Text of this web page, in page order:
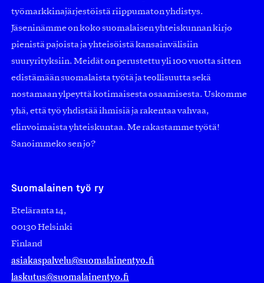
työmarkkinajärjestöistä riippumaton yhdistys.
Jäseninämme on koko suomalaisen yhteiskunnan kirjo
pienistä pajoista ja yhteisöistä kansainvälisiin
suuryrityksiin. Meidät on perustettu yli 100 vuotta sitten
edistämään suomalaista työtä ja teollisuutta sekä
nostamaan ylpeyttä kotimaisesta osaamisesta. Uskomme
yhä, että työ yhdistää ihmisiä ja rakentaa vahvaa,
elinvoimaista yhteiskuntaa. Me rakastamme työtä!
Sanoimmeko sen jo?
Suomalainen työ ry
Eteläranta 14,
00130 Helsinki
Finland
asiakaspalvelu@suomalainentyo.fi
laskutus@suomalainentyo.fi